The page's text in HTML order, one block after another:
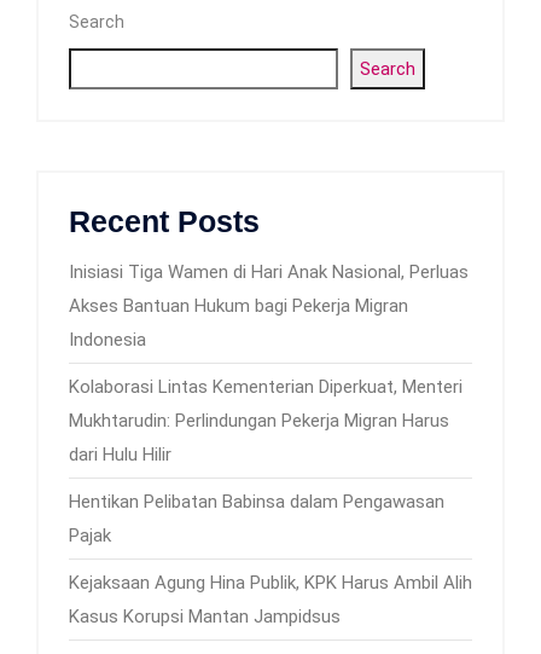
Search
Search
Recent Posts
Inisiasi Tiga Wamen di Hari Anak Nasional, Perluas
Akses Bantuan Hukum bagi Pekerja Migran
Indonesia
Kolaborasi Lintas Kementerian Diperkuat, Menteri
Mukhtarudin: Perlindungan Pekerja Migran Harus
dari Hulu Hilir
Hentikan Pelibatan Babinsa dalam Pengawasan
Pajak
Kejaksaan Agung Hina Publik, KPK Harus Ambil Alih
Kasus Korupsi Mantan Jampidsus